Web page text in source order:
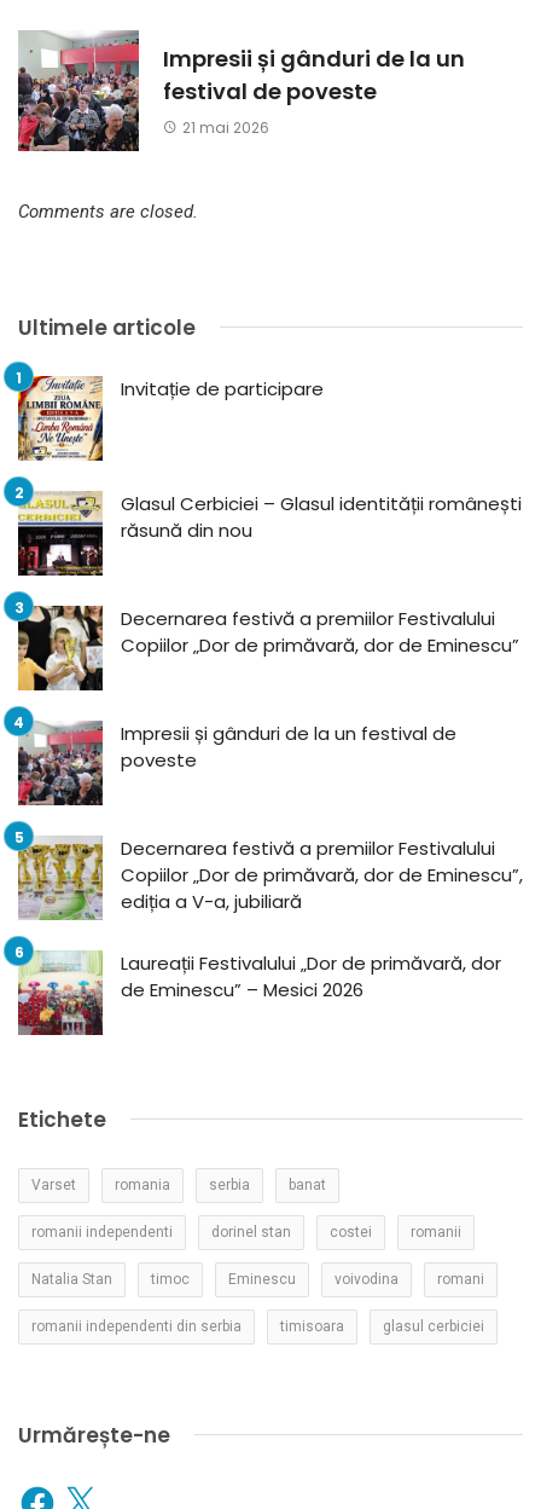
Impresii și gânduri de la un
festival de poveste
21 mai 2026
Comments are closed.
Ultimele articole
Invitație de participare
Glasul Cerbiciei – Glasul identității românești
răsună din nou
Decernarea festivă a premiilor Festivalului
Copiilor „Dor de primăvară, dor de Eminescu”
Impresii și gânduri de la un festival de
poveste
Decernarea festivă a premiilor Festivalului
Copiilor „Dor de primăvară, dor de Eminescu”,
ediția a V-a, jubiliară
Laureații Festivalului „Dor de primăvară, dor
de Eminescu” – Mesici 2026
Etichete
Varset romania serbia banat
romanii independenti dorinel stan costei romanii
Natalia Stan timoc Eminescu voivodina romani
romanii independenti din serbia timisoara glasul cerbiciei
Urmărește-ne
Facebook
X